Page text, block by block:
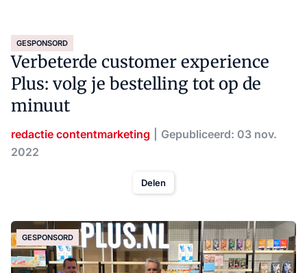
GESPONSORD
Verbeterde customer experience
Plus: volg je bestelling tot op de
minuut
redactie contentmarketing
Gepubliceerd: 03 nov.
2022
Delen
GESPONSORD